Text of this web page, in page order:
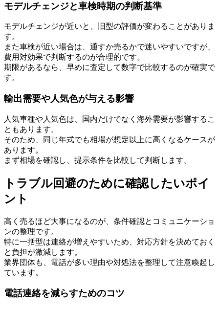
モデルチェンジと車検時期の判断基準
モデルチェンジが近いと、旧型の評価が変わることがありま
す。
また車検が近い場合は、通すか売るかで迷いやすいですが、
費用対効果で判断するのが合理的です。
期限があるなら、早めに査定して数字で比較するのが確実で
す。
輸出需要や人気色が与える影響
人気車種や人気色は、国内だけでなく海外需要が影響するこ
ともあります。
そのため、同じ年式でも相場が想定以上に高くなるケースが
あります。
まず相場を確認し、提示条件を比較して判断します。
トラブル回避のために確認したいポイ
ント
高く売るほど大事になるのが、条件確認とコミュニケーショ
ンの整理です。
特に一括型は連絡が増えやすいため、対応方針を決めておく
と負担が激減します。
業界団体も、電話が多い理由や対処法を整理して注意喚起し
ています。
電話連絡を減らすためのコツ